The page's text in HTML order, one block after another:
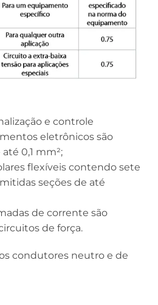
e controle
eletrônicos são
0,1 mm²;
flexíveis contendo sete
seções de até
de corrente são
de força.
condutores neutro e de